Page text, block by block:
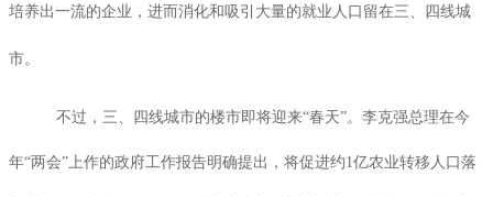
培养出一流的企业，进而消化和吸引大量的就业人口留在三、四线城
市。
不过，三、四线城市的楼市即将迎来“春天”。李克强总理在今
年“两会”上作的政府工作报告明确提出，将促进约1 亿农业转移人口落